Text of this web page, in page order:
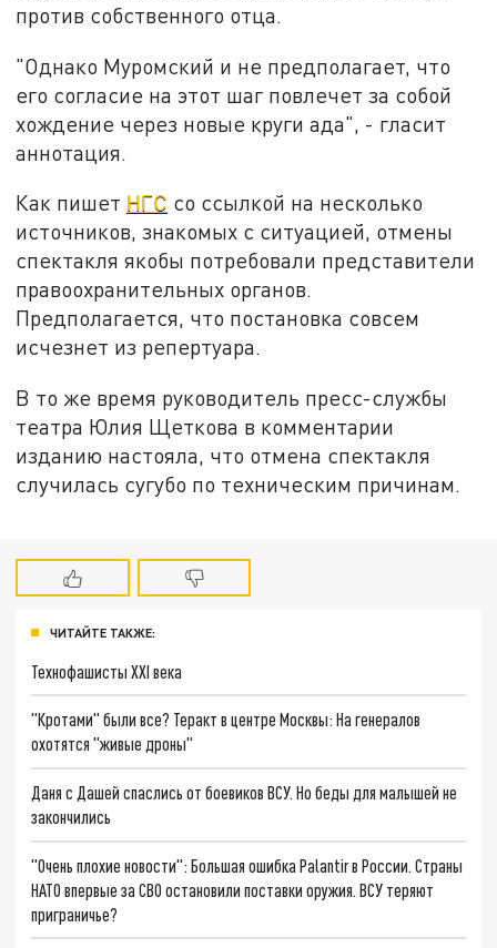
против собственного отца.
"Однако Муромский и не предполагает, что
его согласие на этот шаг повлечет за собой
хождение через новые круги ада", - гласит
аннотация.
Как пишет НГС со ссылкой на несколько
источников, знакомых с ситуацией, отмены
спектакля якобы потребовали представители
правоохранительных органов.
Предполагается, что постановка совсем
исчезнет из репертуара.
В то же время руководитель пресс-службы
театра Юлия Щеткова в комментарии
изданию настояла, что отмена спектакля
случилась сугубо по техническим причинам.
ЧИТАЙТЕ ТАКЖЕ:
Технофашисты XXI века
"Кротами" были все? Теракт в центре Москвы: На генералов
охотятся "живые дроны"
Даня с Дашей спаслись от боевиков ВСУ. Но беды для малышей не
закончились
"Очень плохие новости": Большая ошибка Palantir в России. Страны
НАТО впервые за СВО остановили поставки оружия. ВСУ теряют
приграничье?